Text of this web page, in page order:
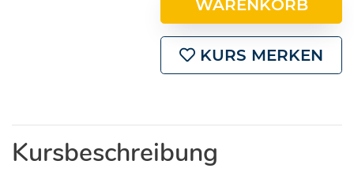
WARENKORB
KURS MERKEN
Kursbeschreibung